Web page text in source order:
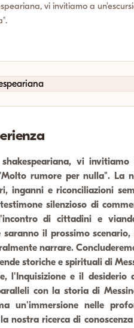
vi invitiamo a
vi
rumore per nulla". La
inganni e riconciliazioni
silenzioso di
di cittadini e
il prossimo
narrare.
storiche e spirituali di
l'Inquisizione e il desiderio
con la storia di
un'immersione nelle
nostra ricerca di